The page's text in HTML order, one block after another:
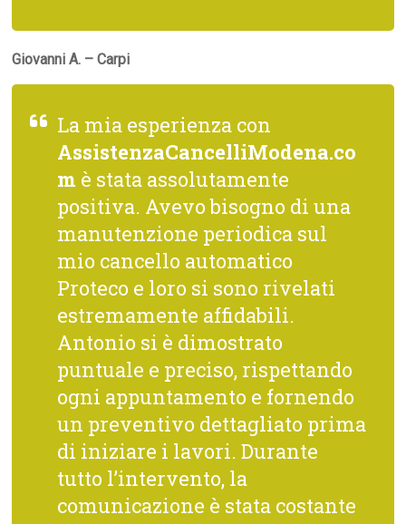
Giovanni A. – Carpi
La mia esperienza con
AssistenzaCancelliModena.co
m è stata assolutamente
positiva. Avevo bisogno di una
manutenzione periodica sul
mio cancello automatico
Proteco e loro si sono rivelati
estremamente affidabili.
Antonio si è dimostrato
puntuale e preciso, rispettando
ogni appuntamento e fornendo
un preventivo dettagliato prima
di iniziare i lavori. Durante
tutto l’intervento, la
comunicazione è stata costante